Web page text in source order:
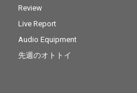
Review
Live Report
Audio Equipment
先週のオトトイ